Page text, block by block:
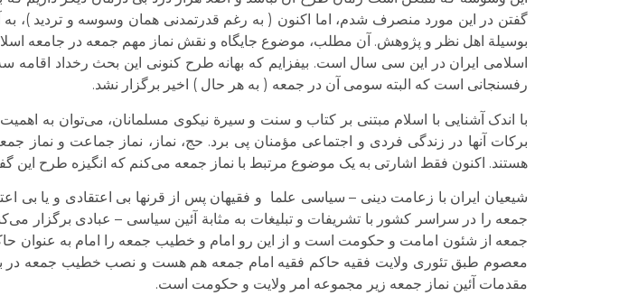
گفتن در این مورد منصرف شدم، اما اکنون ( به رغم قدرتمدنی همان وسوسه و تردید )، به
بوسیلة اهل نظر و پژوهش. آن مطلب، موضوع جایگاه و نقش نماز مهم جمعه در جامعه
اسلامی ایران در این سی سال است. بیفزایم که بهانه طرح کنونی این بحث رخداد اقامه
رفسنجانی است که البته سومی آن در جمعه ( به هر حال ) اخیر برگزار نشد.
با اندک آشنایی با اسلام مبتنی بر کتاب و سنت و سیرة نیکوی مسلمانان، می‌‌توان به
برکات آنها در زندگی فردی و اجتماعی مؤمنان پی برد. حج، نماز، نماز جماعت و نماز
هستند. اکنون فقط اشارتی به یک موضوع مرتبط با نماز جمعه می‌‌کنم که انگیزه طرح این
شیعیان ایران با زعامت دینی – سیاسی علما و فقیهان پس از قرنها بی اعتقادی و یا بی
جمعه را در سراسر کشور با تشریفات و تبلیغات به مثابة آئین سیاسی – عبادی برگزار
جمعه از شئون امامت و حکومت است و از این رو امام و خطیب جمعه را امام به عنوان
معصوم طبق تئوری ولایت فقیه حاکم فقیه امام جمعه هم هست و نصب خطیب جمعه در
مقدمات آئین نماز جمعه زیر مجموعه امر ولایت و حکومت است.